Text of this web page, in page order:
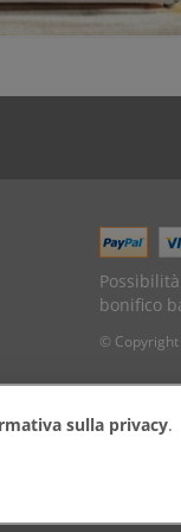
sulla privacy.
bonifico
© Copyright
(FC)